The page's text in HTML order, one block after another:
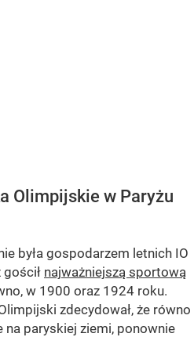
Olimpijskie w Paryżu
była gospodarzem letnich IO
najważniejszą sportową
w 1900 oraz 1924 roku.
zdecydował, że równo
paryskiej ziemi, ponownie